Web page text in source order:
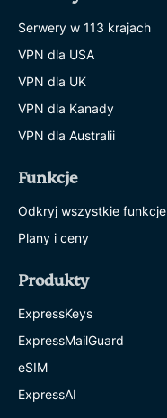
Serwery w 113 krajach
VPN dla USA
VPN dla UK
VPN dla Kanady
VPN dla Australii
Funkcje
Odkryj wszystkie funkcje
Plany i ceny
Produkty
ExpressKeys
ExpressMailGuard
eSIM
ExpressAI